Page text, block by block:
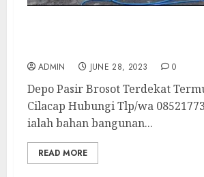
ADMIN JUNE 28, 2023 0
Depo Pasir Brosot Terdekat
Cilacap Hubungi Tlp/wa
ialah bahan bangunan...
READ MORE